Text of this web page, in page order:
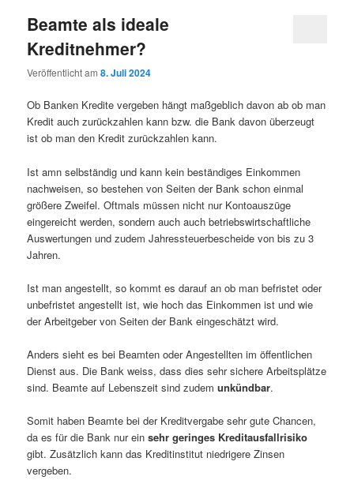
Beamte als ideale
Kreditnehmer?
Veröffentlicht am8. Juli 2024
Ob Banken Kredite vergeben hängt maßgeblich davon ab ob man
Kredit auch zurückzahlen kann bzw. die Bank davon überzeugt
ist ob man den Kredit zurückzahlen kann.
Ist amn selbständig und kann kein beständiges Einkommen
nachweisen, so bestehen von Seiten der Bank schon einmal
größere Zweifel. Oftmals müssen nicht nur Kontoauszüge
eingereicht werden, sondern auch auch betriebswirtschaftliche
Auswertungen und zudem Jahressteuerbescheide von bis zu 3
Jahren.
Ist man angestellt, so kommt es darauf an ob man befristet oder
unbefristet angestellt ist, wie hoch das Einkommen ist und wie
der Arbeitgeber von Seiten der Bank eingeschätzt wird.
Anders sieht es bei Beamten oder Angestellten im öffentlichen
Dienst aus. Die Bank weiss, dass dies sehr sichere Arbeitsplätze
sind. Beamte auf Lebenszeit sind zudemunkündbar.
Somit haben Beamte bei der Kreditvergabe sehr gute Chancen,
da es für die Bank nur einsehr geringes Kreditausfallrisiko
gibt. Zusätzlich kann das Kreditinstitut niedrigere Zinsen
vergeben.